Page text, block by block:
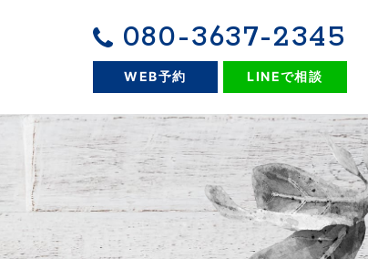
080-3637-2345
WEB予約 LINEで相談